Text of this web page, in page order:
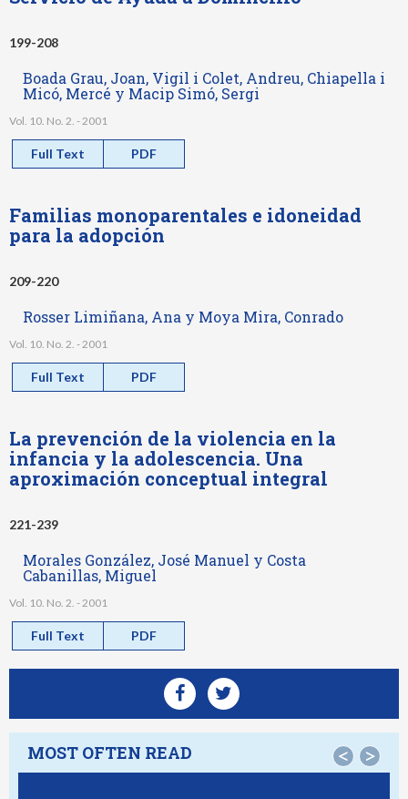
199-208
Boada Grau, Joan, Vigil i Colet, Andreu, Chiapella i
Micó, Mercé y Macip Simó, Sergi
Vol. 10. No. 2. - 2001
Full Text PDF
Familias monoparentales e idoneidad
para la adopción
209-220
Rosser Limiñana, Ana y Moya Mira, Conrado
Vol. 10. No. 2. - 2001
Full Text PDF
La prevención de la violencia en la
infancia y la adolescencia. Una
aproximación conceptual integral
221-239
Morales González, José Manuel y Costa
Cabanillas, Miguel
Vol. 10. No. 2. - 2001
Full Text PDF
MOST OFTEN READ < >